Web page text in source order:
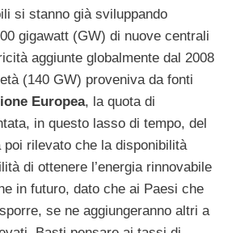
si stanno già sviluppando
gigawatt (GW) di nuove centrali
aggiunte globalmente dal 2008
(140 GW) proveniva da fonti
Europea, la quota di
in questo lasso di tempo, del
poi rilevato che la disponibilità
di ottenere l’energia rinnovabile
in futuro, dato che ai Paesi che
se ne aggiungeranno altri a